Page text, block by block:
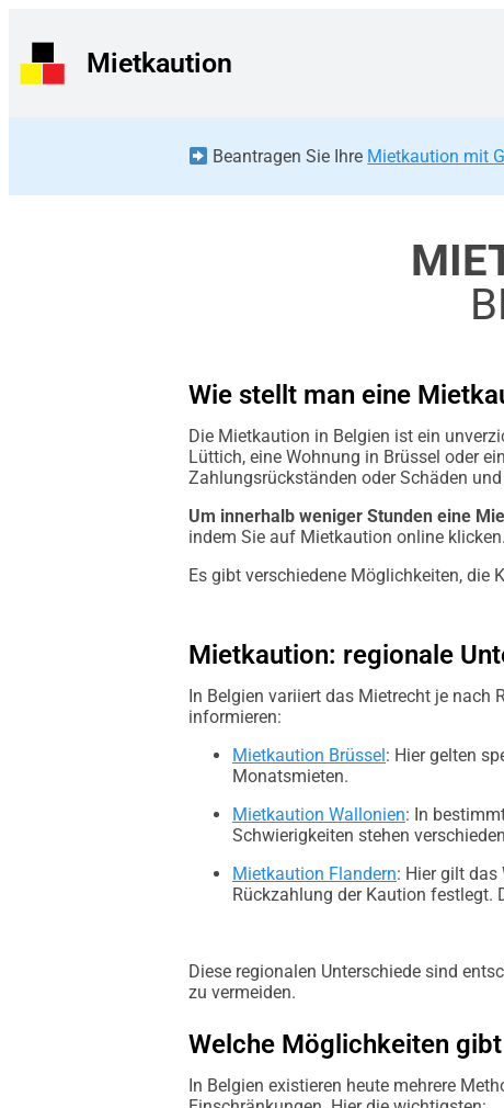
Mietkaution
Beantragen Sie Ihre Mietkaution mit
Wie stellt man eine
Die Mietkaution in Belgien ist ein
Lüttich, eine Wohnung in Brüssel oder
Zahlungsrückständen oder Schäden
Um innerhalb weniger Stunden eine
indem Sie auf Mietkaution online klicken.
Es gibt verschiedene Möglichkeiten, die
Mietkaution: regionale
In Belgien variiert das Mietrecht je nach
informieren:
Mietkaution Brüssel: Hier gelten
Monatsmieten.
Mietkaution Wallonien: In
Schwierigkeiten stehen
Mietkaution Flandern: Hier gilt das
Rückzahlung der Kaution festlegt.
Diese regionalen Unterschiede sind
zu vermeiden.
Welche Möglichkeiten
In Belgien existieren heute mehrere